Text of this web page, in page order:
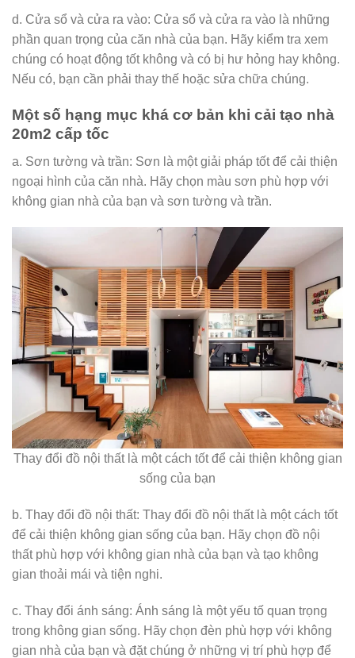
d. Cửa sổ và cửa ra vào: Cửa sổ và cửa ra vào là những
phần quan trọng của căn nhà của bạn. Hãy kiểm tra xem
chúng có hoạt động tốt không và có bị hư hỏng hay không.
Nếu có, bạn cần phải thay thế hoặc sửa chữa chúng.
Một số hạng mục khá cơ bản khi cải tạo nhà
20m2 cấp tốc
a. Sơn tường và trần: Sơn là một giải pháp tốt để cải thiện
ngoại hình của căn nhà. Hãy chọn màu sơn phù hợp với
không gian nhà của bạn và sơn tường và trần.
Thay đổi đồ nội thất là một cách tốt để cải thiện không gian
sống của bạn
b. Thay đổi đồ nội thất: Thay đổi đồ nội thất là một cách tốt
để cải thiện không gian sống của bạn. Hãy chọn đồ nội
thất phù hợp với không gian nhà của bạn và tạo không
gian thoải mái và tiện nghi.
c. Thay đổi ánh sáng: Ánh sáng là một yếu tố quan trọng
trong không gian sống. Hãy chọn đèn phù hợp với không
gian nhà của bạn và đặt chúng ở những vị trí phù hợp để